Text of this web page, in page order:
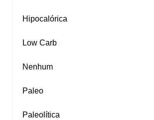
Hipocalórica
Low Carb
Nenhum
Paleo
Paleolítica